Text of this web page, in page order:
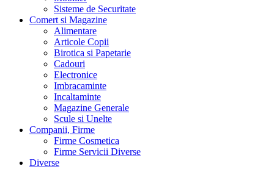
Sisteme de Securitate
Comert si Magazine
Alimentare
Articole Copii
Birotica si Papetarie
Cadouri
Electronice
Imbracaminte
Incaltaminte
Magazine Generale
Scule si Unelte
Companii, Firme
Firme Cosmetica
Firme Servicii Diverse
Diverse